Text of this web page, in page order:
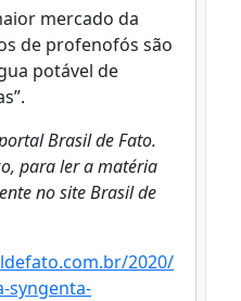
mercado da
de profenofós são
potável de
Brasil de Fato.
para ler a matéria
no site Brasil de
2020/
syngenta-